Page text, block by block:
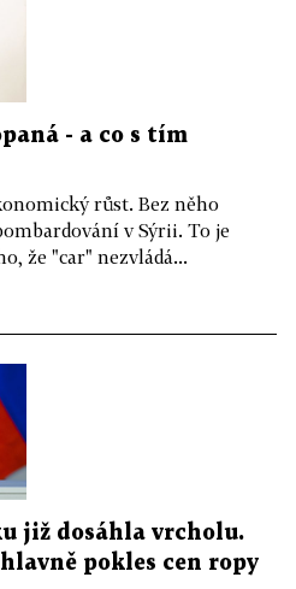
- a co s tím
růst. Bez něho
v Sýrii. To je
že "car" nezvládá...
již dosáhla vrcholu.
pokles cen ropy